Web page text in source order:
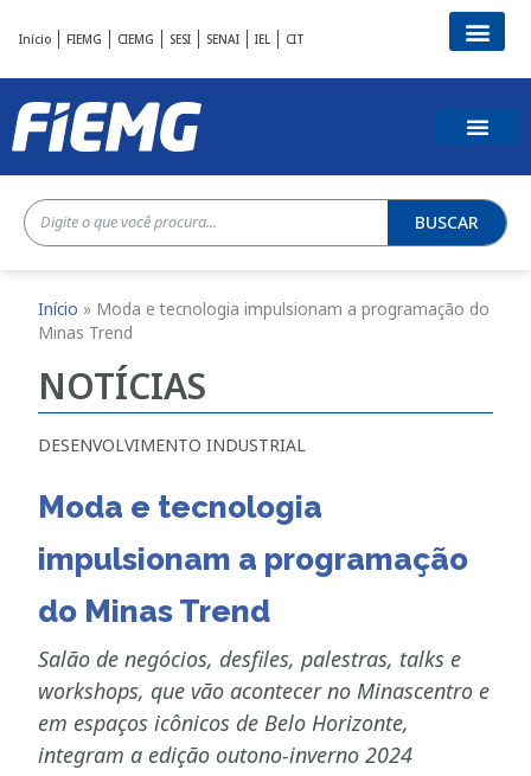
Início FIEMG CIEMG SESI SENAI IEL CIT
BUSCAR
Início » Moda e tecnologia impulsionam a programação do
Minas Trend
NOTÍCIAS
DESENVOLVIMENTO INDUSTRIAL
Moda e tecnologia
impulsionam a programação
do Minas Trend
Salão de negócios, desfiles, palestras, talks e
workshops, que vão acontecer no Minascentro e
em espaços icônicos de Belo Horizonte,
integram a edição outono-inverno 2024